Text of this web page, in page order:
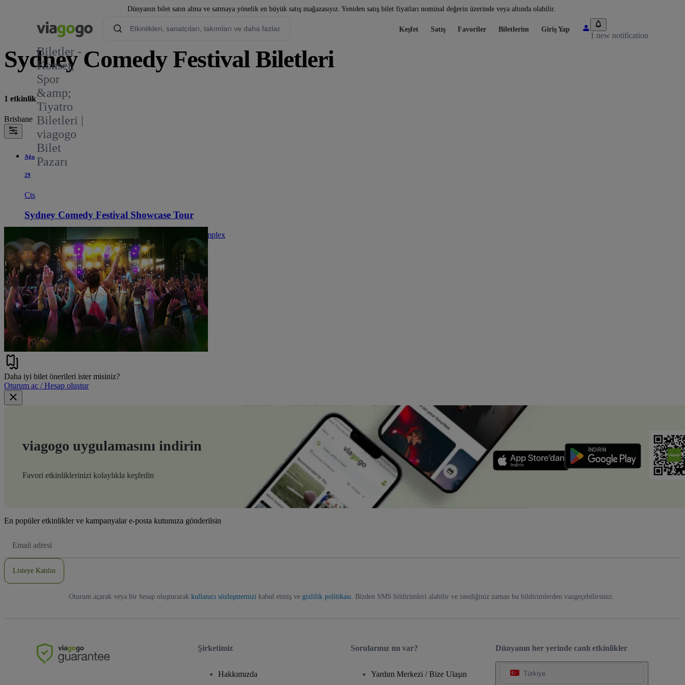
Dünyanın bilet satın alma ve satmaya yönelik en büyük satış mağazasıyız. Yeniden satış bilet fiyatları nominal değerin üzerinde veya altında olabilir.
Biletler -
Konser,
Spor
&amp;
Tiyatro
Biletleri |
viagogo
Bilet
Pazarı
Keşfet Satış Favoriler Biletlerim Giriş Yap
1 new notification
Sydney Comedy Festival Biletleri
3
1 etkinlik
Brisbane
Ağu
29
Cts
Sydney Comedy Festival Showcase Tour
Brisbane, Avustralya
Brisbane Powerhouse - Complex
Brisbane Powerhouse - Complex
Biletlerin yalnızca %2'i kaldı
Biletleri görüntüle
Daha iyi bilet önerileri ister misiniz?
Oturum aç / Hesap oluştur
viagogo uygulamasını indirin
Favori etkinliklerinizi kolaylıkla keşfedin
En popüler etkinlikler ve kampanyalar e-posta kutunuza gönderilsin
posta
Listeye Katılın
Oturum açarak veya bir hesap oluşturarak kullanıcı sözleşmemizi kabul etmiş ve gizlilik politikası . Bizden SMS bildirimleri alabilir ve istediğiniz zaman bu bildirimlerden vazgeçebilirsiniz.
Dünyanın her yerinde canlı etkinlikler
Türkiye
Şirketimiz
Hakkımızda
Sorularınız mı var?
Yardım Merkezi / Bize Ulaşın